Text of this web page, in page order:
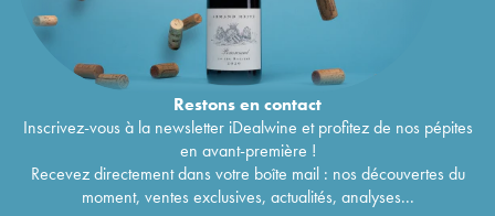
Restons encontact
Inscrivez-vous à la newsletter iDealwine et profitez de nos pépites
en avant-première !
Recevez directement dans votre boîte mail : nos découvertes du
moment, ventes exclusives, actualités, analyses...